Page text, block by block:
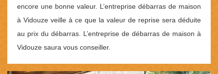
encore une bonne valeur. L’entreprise débarras de maison
à Vidouze veille à ce que la valeur de reprise sera déduite
au prix du débarras. L’entreprise de débarras de maison à
Vidouze saura vous conseiller.